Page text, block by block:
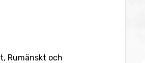
Rumänskt och